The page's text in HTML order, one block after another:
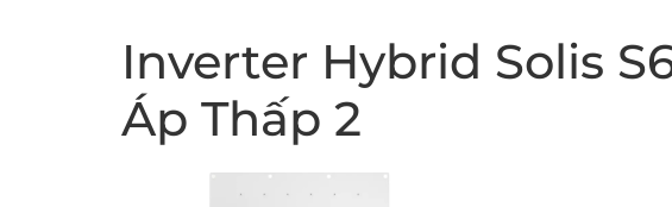
Inverter Hybrid Solis
Áp Thấp 2